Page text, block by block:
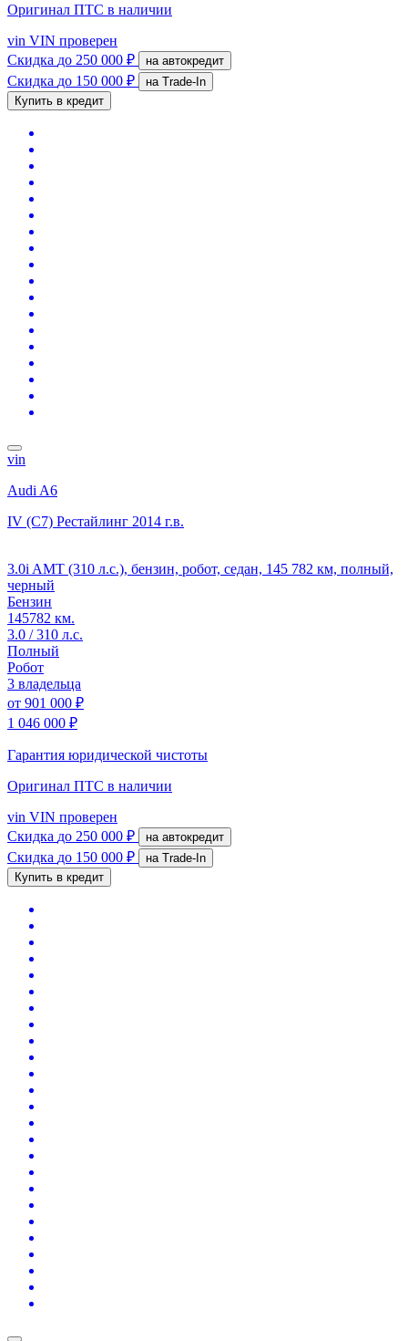
Оригинал ПТС в наличии
vin VIN проверен
Скидка до 250 000 ₽ на автокредит
Скидка до 150 000 ₽
на Trade-In
Купить в кредит
vin
Audi A6
IV (C7) Рестайлинг 2014 г.в.
3.0i AMT (310 л.с.), бензин, робот, седан, 145 782 км, полный,
черный
Бензин
145782 км.
3.0 / 310 л.с.
Полный
Робот
3 владельца
от 901 000 ₽
1 046 000 ₽
Гарантия юридической чистоты
Оригинал ПТС в наличии
vin VIN проверен
Скидка до 250 000 ₽ на автокредит
Скидка до 150 000 ₽
на Trade-In
Купить в кредит